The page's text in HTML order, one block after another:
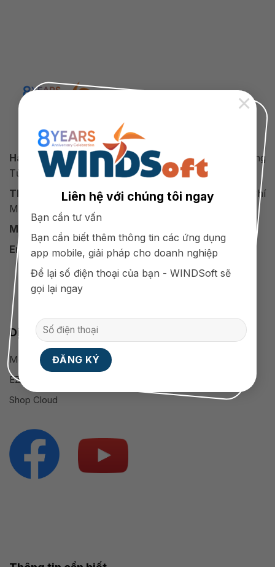
Liên hệ với chúng tôi ngay
Bạn cần tư vấn
Bạn cần biết thêm thông tin các ứng dụng
app mobile, giải pháp cho doanh nghiệp
Để lại số điện thoại của bạn - WINDSoft sẽ
gọi lại ngay
×
Công Ty Cổ Phần Công Nghệ WINDSoft Việt Nam
Hà Nội: Tại06 - BT2A, KĐT Mễ Trì Thượng, Phường
Từ Liêm, Hà Nội
TP.HCM:
Số 88 quốc lộ 13, Bình Thạnh, Tp. Hồ Chí
Minh
Mobile:
098 154 9988
Email:support@winds.vn
Dịch vụ cung cấp
Mobile App
EZSale
Shop Cloud